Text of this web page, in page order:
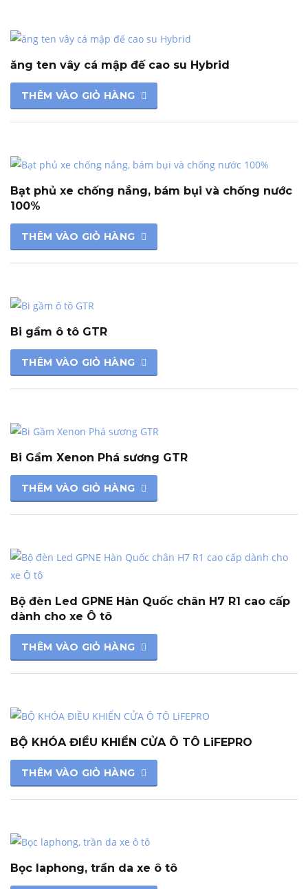
ăng ten vây cá mập đế cao su Hybrid
THÊM VÀO GIỎ HÀNG
Bạt phủ xe chống nắng, bám bụi và chống nước
100%
THÊM VÀO GIỎ HÀNG
Bi gầm ô tô GTR
THÊM VÀO GIỎ HÀNG
Bi Gầm Xenon Phá sương GTR
THÊM VÀO GIỎ HÀNG
Bộ đèn Led GPNE Hàn Quốc chân H7 R1 cao cấp
dành cho xe Ô tô
THÊM VÀO GIỎ HÀNG
BỘ KHÓA ĐIỀU KHIỂN CỬA Ô TÔ LiFEPRO
THÊM VÀO GIỎ HÀNG
Bọc laphong, trần da xe ô tô